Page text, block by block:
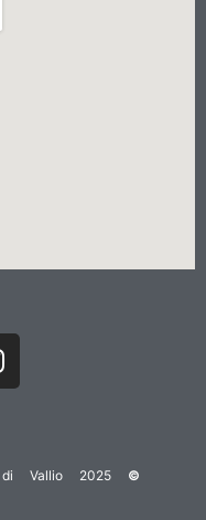
Vallio 2025 ©